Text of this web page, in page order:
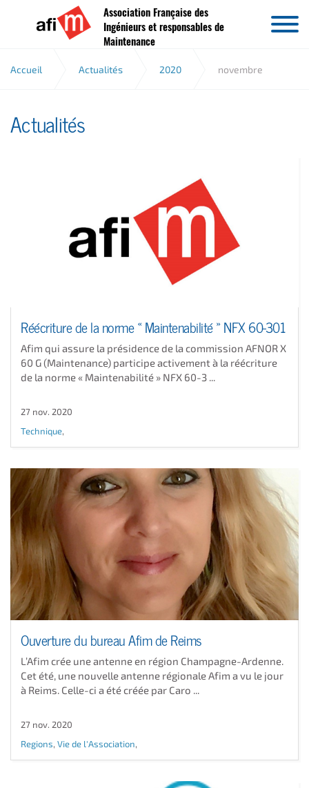
Aller au contenu
Association Française des
Ingénieurs et responsables de
Maintenance
Accueil Actualités 2020 novembre
Actualités
Réécriture de la norme « Maintenabilité » NFX 60-301
Afim qui assure la présidence de la commission AFNOR X
60 G (Maintenance) participe activement à la réécriture
de la norme « Maintenabilité » NFX 60-3 ...
27 nov. 2020
Technique,
Ouverture du bureau Afim de Reims
L’Afim crée une antenne en région Champagne-Ardenne.
Cet été, une nouvelle antenne régionale Afim a vu le jour
à Reims. Celle-ci a été créée par Caro ...
27 nov. 2020
Regions, Vie de l'Association,